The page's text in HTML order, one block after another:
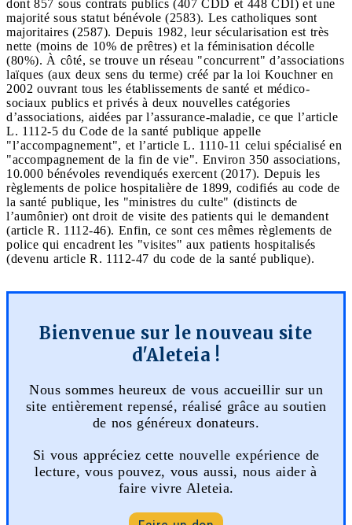
dont 857 sous contrats publics (407 CDD et 448 CDI) et une
majorité sous statut bénévole (2583). Les catholiques sont
majoritaires (2587). Depuis 1982, leur sécularisation est très
nette (moins de 10% de prêtres) et la féminisation décolle
(80%). À côté, se trouve un réseau "concurrent" d’associations
laïques (aux deux sens du terme) créé par la loi Kouchner en
2002 ouvrant tous les établissements de santé et médico-
sociaux publics et privés à deux nouvelles catégories
d’associations, aidées par l’assurance-maladie, ce que l’article
L. 1112-5 du Code de la santé publique appelle
"l’accompagnement", et l’article L. 1110-11 celui spécialisé en
"accompagnement de la fin de vie". Environ 350 associations,
10.000 bénévoles revendiqués exercent (2017). Depuis les
règlements de police hospitalière de 1899, codifiés au code de
la santé publique, les "ministres du culte" (distincts de
l’aumônier) ont droit de visite des patients qui le demandent
(article R. 1112-46). Enfin, ce sont ces mêmes règlements de
police qui encadrent les "visites" aux patients hospitalisés
(devenu article R. 1112-47 du code de la santé publique).
Bienvenue sur le nouveau site
d'Aleteia !
Nous sommes heureux de vous accueillir sur un
site entièrement repensé, réalisé grâce au soutien
de nos généreux donateurs.
Si vous appréciez cette nouvelle expérience de
lecture, vous pouvez, vous aussi, nous aider à
faire vivre Aleteia.